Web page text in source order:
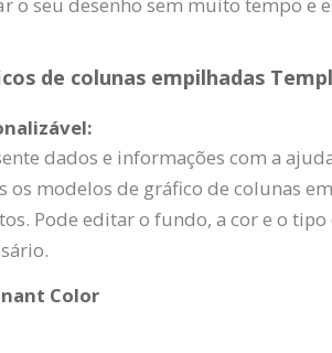
de colunas empilhadas
dados e informações com a
os modelos de gráfico de colunas
Pode editar o fundo, a cor e o
Color